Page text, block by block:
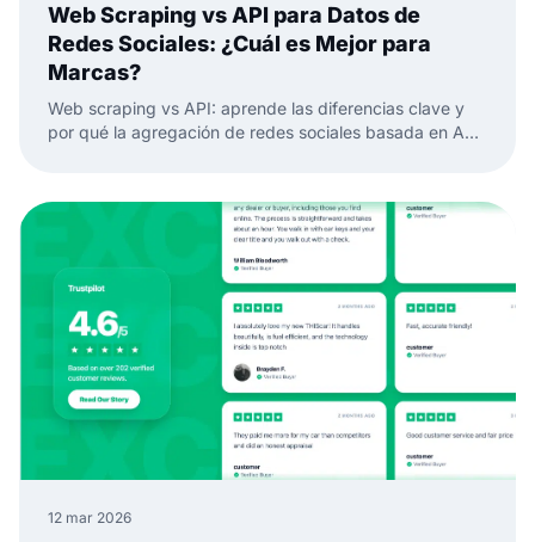
Web Scraping vs API para Datos de
Redes Sociales: ¿Cuál es Mejor para
Marcas?
Web scraping vs API: aprende las diferencias clave y
por qué la agregación de redes sociales basada en API
12 mar 2026